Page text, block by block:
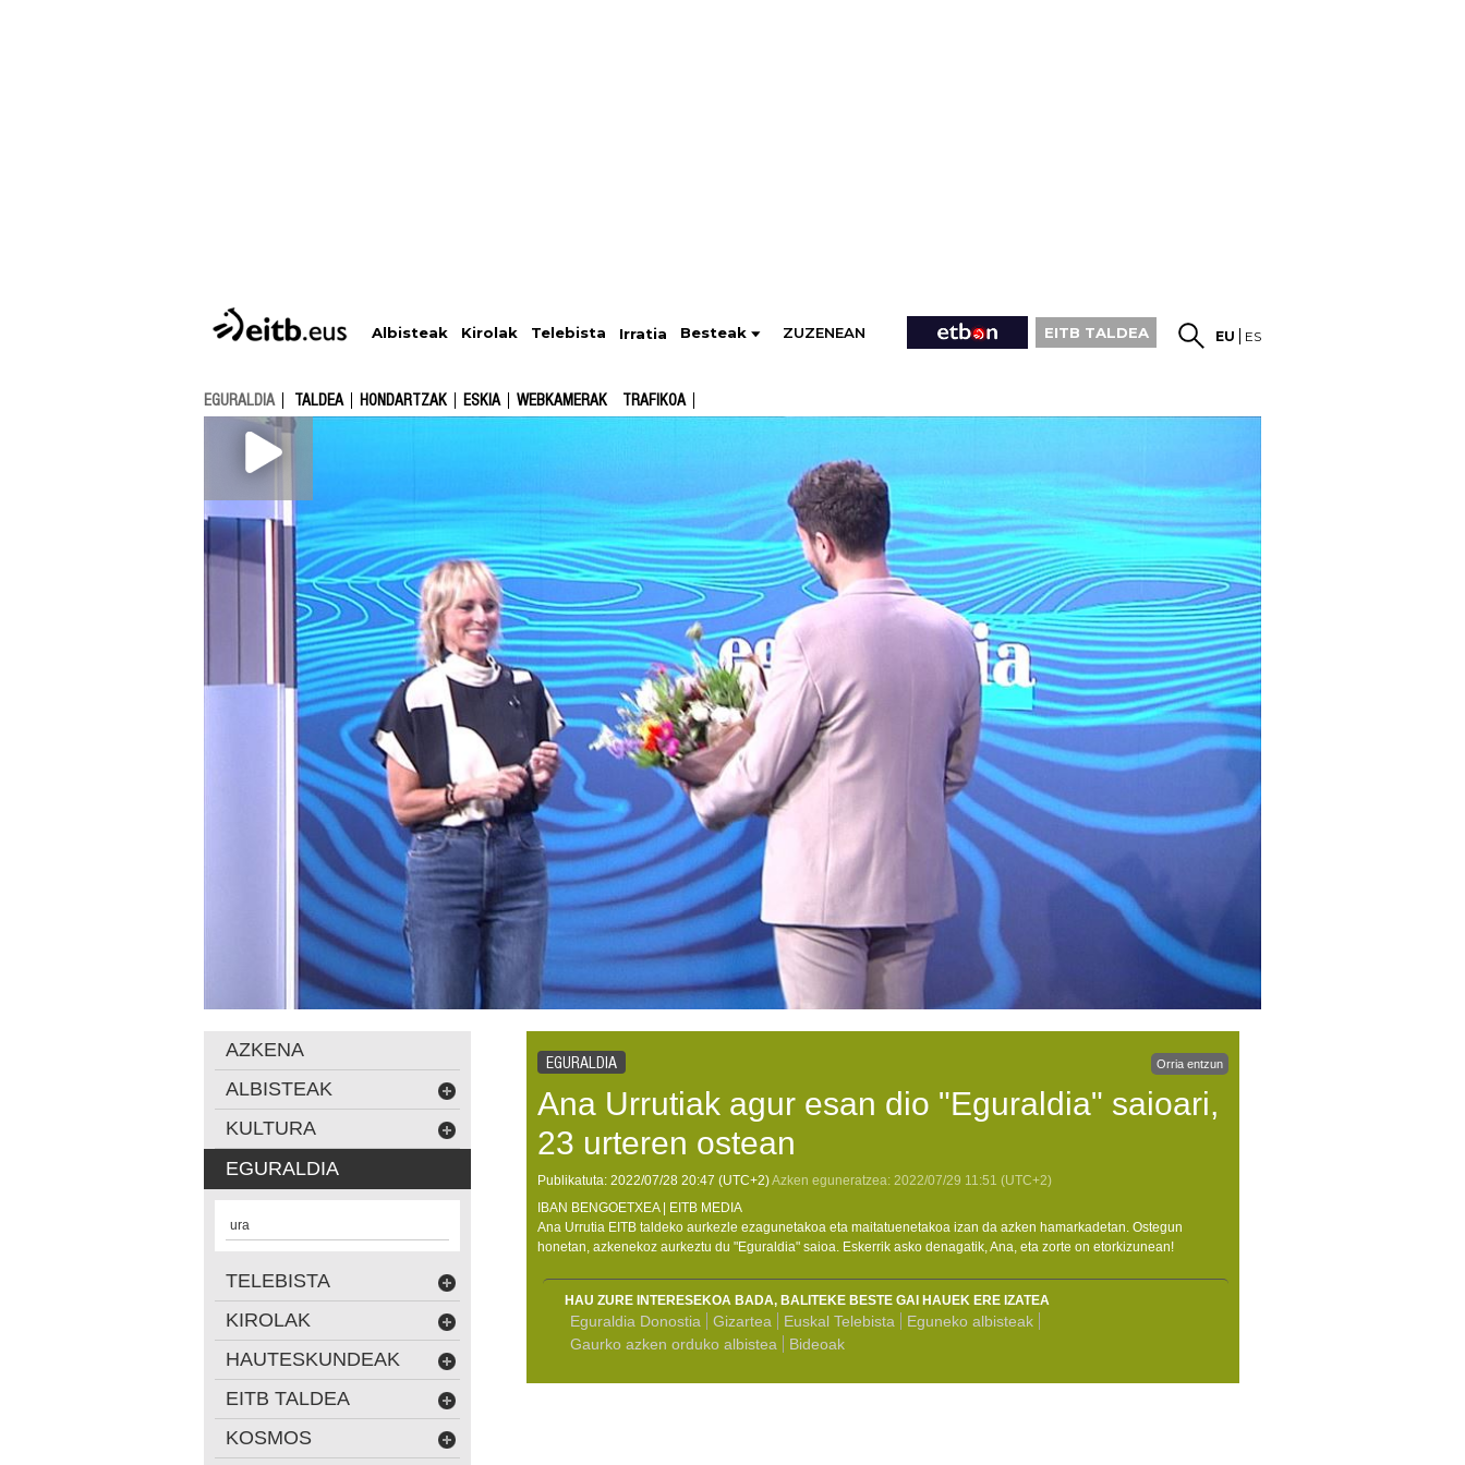
Albisteak Kirolak Telebista Irratia Besteak ZUZENEAN EITB TALDEA EU ES
EGURALDIA TALDEA HONDARTZAK ESKIA WEBKAMERAK TRAFIKOA
EGURALDIA Orria entzun
Ana Urrutiak agur esan dio "Eguraldia" saioari,
23 urteren ostean
Publikatuta: 2022/07/28 20:47 (UTC+2)Azken eguneratzea: 2022/07/29 11:51 (UTC+2)
IBAN BENGOETXEA | EITB MEDIA
Ana Urrutia EITB taldeko aurkezle ezagunetakoa eta maitatuenetakoa izan da azken hamarkadetan. Ostegun
honetan, azkenekoz aurkeztu du "Eguraldia" saioa. Eskerrik asko denagatik, Ana, eta zorte on etorkizunean!
HAU ZURE INTERESEKOA BADA, BALITEKE BESTE GAI HAUEK ERE IZATEA
Eguraldia Donostia Gizartea Euskal Telebista
Eguneko albisteak
Gaurko azken orduko albistea
Bideoak
AZKENA
ALBISTEAK
KULTURA
EGURALDIA
ura
TELEBISTA
KIROLAK
HAUTESKUNDEAK
EITB TALDEA
KOSMOS